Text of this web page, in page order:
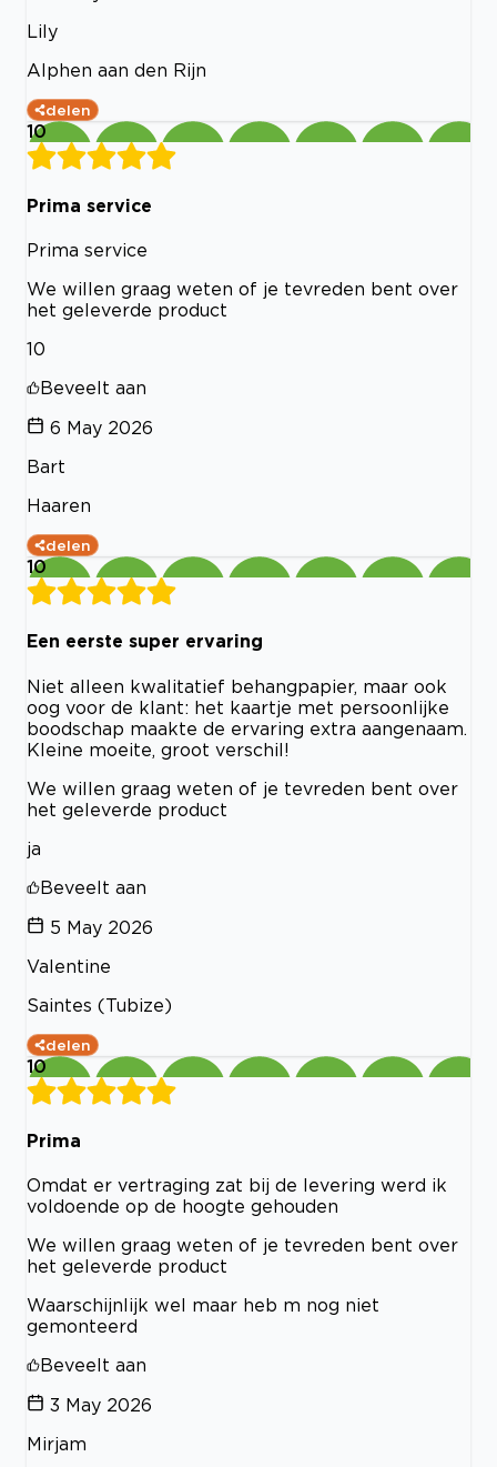
Lily
Alphen aan den Rijn
delen
10
Prima service
Prima service
We willen graag weten of je tevreden bent over
het geleverde product
10
Beveelt aan
6 May 2026
Bart
Haaren
delen
10
Een eerste super ervaring
Niet alleen kwalitatief behangpapier, maar ook
oog voor de klant: het kaartje met persoonlijke
boodschap maakte de ervaring extra aangenaam.
Kleine moeite, groot verschil!
We willen graag weten of je tevreden bent over
het geleverde product
ja
Beveelt aan
5 May 2026
Valentine
Saintes (Tubize)
delen
10
Prima
Omdat er vertraging zat bij de levering werd ik
voldoende op de hoogte gehouden
We willen graag weten of je tevreden bent over
het geleverde product
Waarschijnlijk wel maar heb m nog niet
gemonteerd
Beveelt aan
3 May 2026
Mirjam